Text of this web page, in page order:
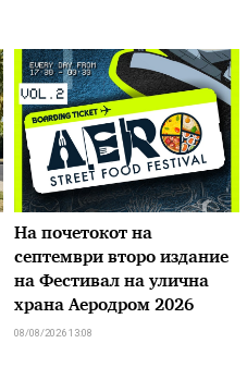
На почетокот на
септември второ издание
на Фестивал на улична
храна Аеродром 2026
08/08/2026 13:08